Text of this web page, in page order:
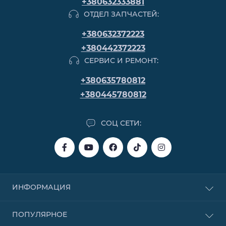
ОТДЕЛ ЗАПЧАСТЕЙ:
+380632372223
+380442372223
СЕРВИС И РЕМОНТ:
+380635780812
+380445780812
СОЦ СЕТИ:
ИНФОРМАЦИЯ
Покупка в рассрочку
ПОПУЛЯРНОЕ